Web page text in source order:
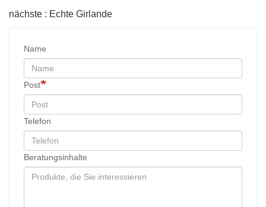
nächste : Echte Girlande
Name
Post
Telefon
Beratungsinhalte